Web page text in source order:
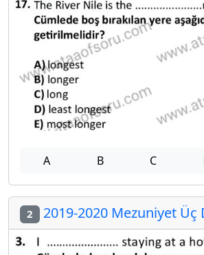
A B C
2 2019-2020 Mezuniyet Üç